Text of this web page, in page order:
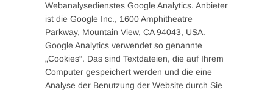
Webanalysedienstes Google Analytics. Anbieter
ist die Google Inc., 1600 Amphitheatre
Parkway, Mountain View, CA 94043, USA.
Google Analytics verwendet so genannte
„Cookies“. Das sind Textdateien, die auf Ihrem
Computer gespeichert werden und die eine
Analyse der Benutzung der Website durch Sie